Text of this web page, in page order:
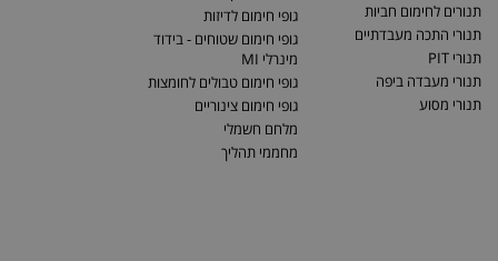
תנורים לחימום חביות
תנורי התכה מעבדתיים
תנורי PIT
תנורי מעבדה ביפה
תנורי מסוע
גופי חימום לדיזות
גופי חימום שטוחים - בידוד
מינרלי MI
גופי חימום טבולים לחומצות
גופי חימום צינוריים
מלחם חשמלי
מחממי תהליך